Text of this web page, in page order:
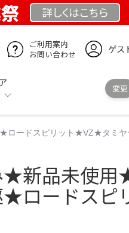
詳しくはこちら
ご利用案内
お問い合わせ
ゲス
変更
ードスピリット★VZ★タミヤ
新品未使
★ロードス